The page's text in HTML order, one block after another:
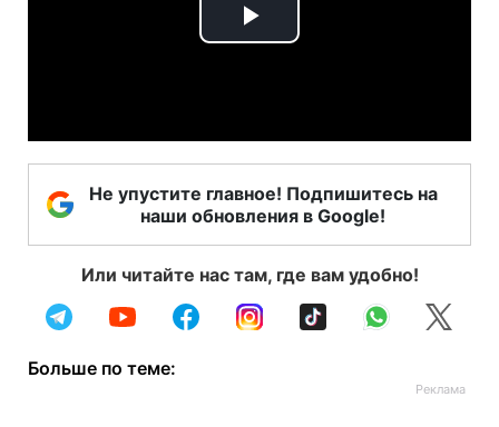
Play
Не упустите главное! Подпишитесь на
наши обновления в Google!
Или читайте нас там, где вам удобно!
Больше по теме: